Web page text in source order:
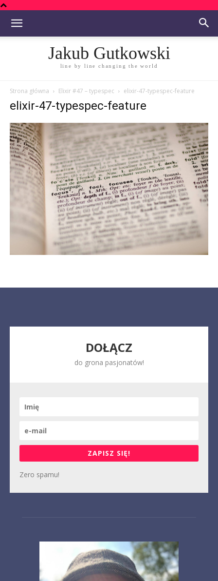
Jakub Gutkowski
line by line changing the world
Strona główna Elixir #47 – typespec elixir-47-typespec-feature
elixir-47-typespec-feature
DOŁĄCZ
do grona pasjonatów!
ZAPISZ SIĘ!
Zero spamu!